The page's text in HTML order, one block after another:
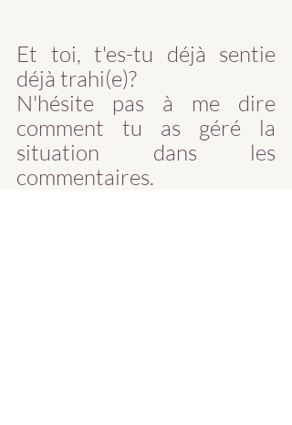
Et toi, t'es-tu déjà sentie
déjà trahi(e)?
N'hésite pas à me dire
comment tu as géré la
situation dans les
commentaires.